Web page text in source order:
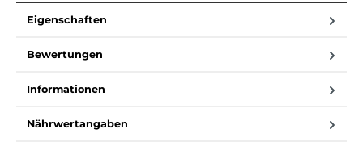
Eigenschaften
Bewertungen
Informationen
Nährwertangaben